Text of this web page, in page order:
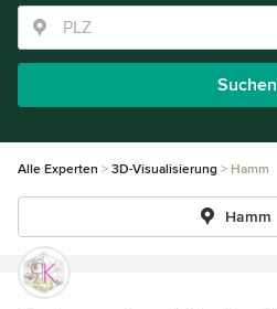
Suchen
Alle Experten 3D-Visualisierung Hamm
Hamm